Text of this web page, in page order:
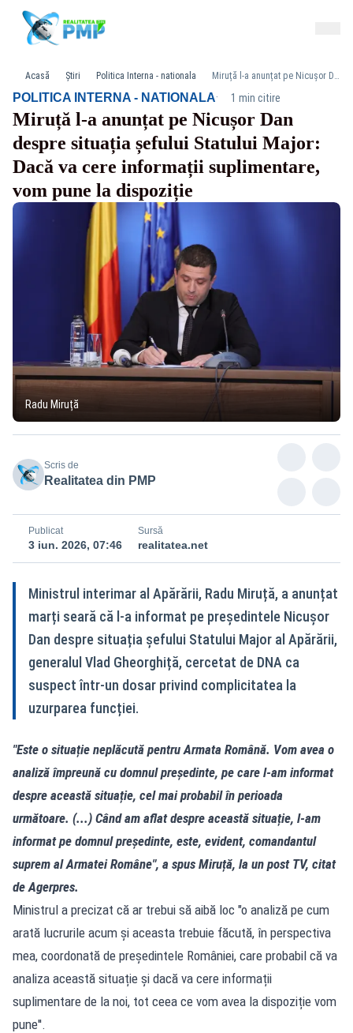
Acasă Știri Politica Interna - nationala Miruță l-a anunțat pe Nicușor Dan despre situația șefului Statului Major: Dacă va cere informații suplimentare, vom pune la dispoziție
POLITICA INTERNA - NATIONALA· 1 min citire
Miruță l-a anunțat pe Nicușor Dan
despre situația șefului Statului Major:
Dacă va cere informații suplimentare,
vom pune la dispoziție
Radu Miruță
Scris de
Realitatea din PMP
Publicat
3 iun. 2026, 07:46
Sursă
realitatea.net
Ministrul interimar al Apărării, Radu Miruță, a anunțat
marți seară că l-a informat pe președintele Nicușor
Dan despre situația șefului Statului Major al Apărării,
generalul Vlad Gheorghiță, cercetat de DNA ca
suspect într-un dosar privind complicitatea la
uzurparea funcției.
"Este o situație neplăcută pentru Armata Română. Vom avea o
analiză împreună cu domnul președinte, pe care l-am informat
despre această situație, cel mai probabil în perioada
următoare. (...) Când am aflat despre această situație, l-am
informat pe domnul președinte, este, evident, comandantul
suprem al Armatei Române", a spus Miruță, la un post TV, citat
de Agerpres.
Ministrul a precizat că ar trebui să aibă loc "o analiză pe cum
arată lucrurile acum și aceasta trebuie făcută, în perspectiva
mea, coordonată de președintele României, care probabil că va
analiza această situație și dacă va cere informații
suplimentare de la noi, tot ceea ce vom avea la dispoziție vom
pune''.